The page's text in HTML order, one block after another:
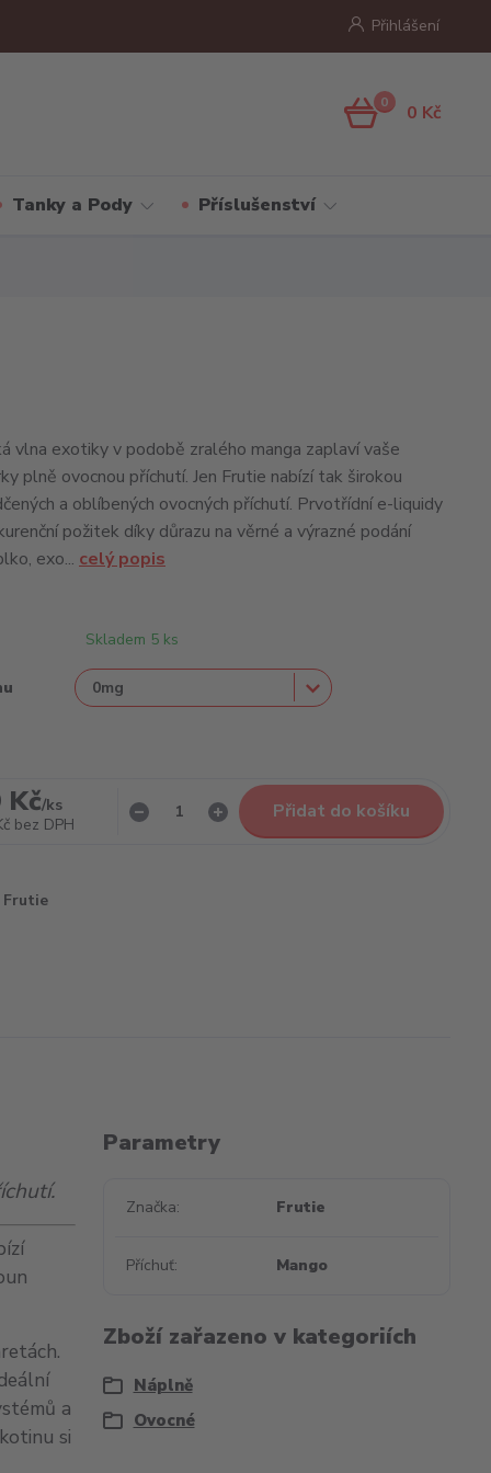
Přihlášení
0 0 Kč
Tanky a Pody Příslušenství
vlna exotiky v podobě zralého manga zaplaví vaše
plně ovocnou příchutí. Jen Frutie nabízí tak širokou
a oblíbených ovocných příchutí. Prvotřídní e-liquidy
požitek díky důrazu na věrné a výrazné podání
exo... celý popis
Skladem 5 ks
Kč/ks
bez DPH
Přidat do košíku
Frutie
a
si
Parametry
Značka Frutie
Příchuť Mango
Zboží zařazeno v kategoriích
Náplně
Ovocné